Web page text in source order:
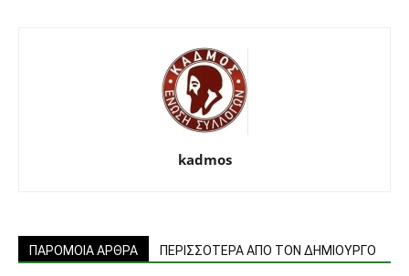
kadmos
ΠΑΡΟΜΟΙΑ ΑΡΘΡΑ ΠΕΡΙΣΣΟΤΕΡΑ ΑΠΟ ΤΟΝ ΔΗΜΙΟΥΡΓΟ